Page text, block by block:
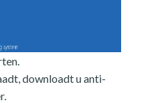
downloadt u anti-